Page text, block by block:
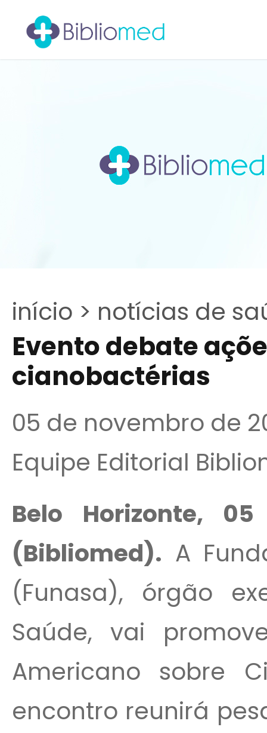
início > notícias de
Evento debate
cianobactérias
05 de novembro de
Equipe Editorial
Belo Horizonte,
(Bibliomed). A
(Funasa), órgão
Saúde, vai
Americano sobre
encontro reunirá